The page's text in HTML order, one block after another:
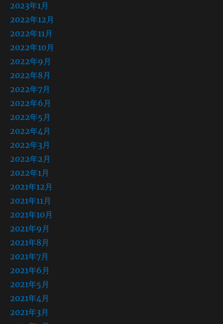
2023年1月
2022年12月
2022年11月
2022年10月
2022年9月
2022年8月
2022年7月
2022年6月
2022年5月
2022年4月
2022年3月
2022年2月
2022年1月
2021年12月
2021年11月
2021年10月
2021年9月
2021年8月
2021年7月
2021年6月
2021年5月
2021年4月
2021年3月